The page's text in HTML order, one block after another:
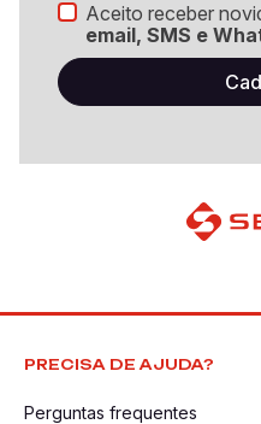
Aceito receber
email, SMS e
PRECISA DE AJUDA?
Perguntas frequentes